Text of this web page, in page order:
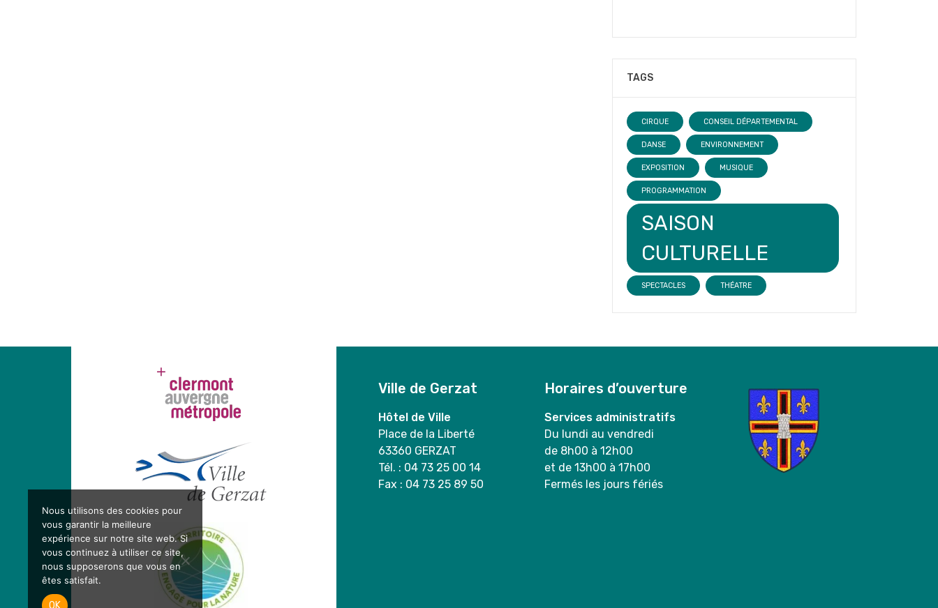
TAGS
CIRQUE CONSEIL DÉPARTEMENTAL
DANSE ENVIRONNEMENT
EXPOSITION MUSIQUE
PROGRAMMATION
SAISON
CULTURELLE
SPECTACLES THÉATRE
Ville de Gerzat
Hôtel de Ville
Place de la Liberté
63360 GERZAT
Tél. : 04 73 25 00 14
Fax : 04 73 25 89 50
Horaires d’ouverture
Services administratifs
Du lundi au vendredi
de 8h00 à 12h00
et de 13h00 à 17h00
Fermés les jours fériés
Nous utilisons des cookies pour
vous garantir la meilleure
expérience sur notre site web. Si
vous continuez à utiliser ce site,
nous supposerons que vous en
êtes satisfait.
OK